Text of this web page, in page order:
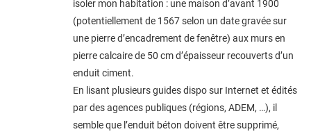
isoler mon habitation : une maison d’avant 1900
(potentiellement de 1567 selon un date gravée sur
une pierre d’encadrement de fenêtre) aux murs en
pierre calcaire de 50 cm d’épaisseur recouverts d’un
enduit ciment.
En lisant plusieurs guides dispo sur Internet et édités
par des agences publiques (régions, ADEM, …), il
semble que l’enduit béton doivent être supprimé,